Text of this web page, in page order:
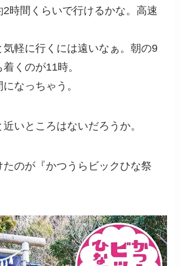
2時間くらいで行けるかな。高速
気軽に行くには遠いなぁ。朝の9
くのが11時。
なっちゃう。
いところはないだろうか。
たのが『かつうらビックひな祭